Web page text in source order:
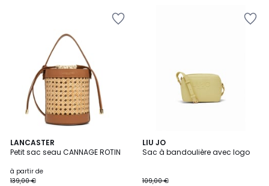
LANCASTER
Petit sac seau CANNAGE ROTIN
à partir de
139,00 €
5
Couleurs
LIU JO
Sac à bandoulière avec logo
109,00 €
2
Couleurs